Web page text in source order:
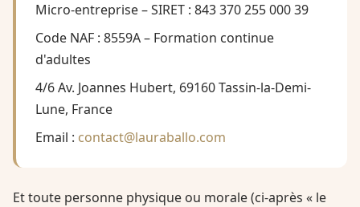
Micro-entreprise – SIRET : 843 370 255 000 39
Code NAF : 8559A – Formation continue
d'adultes
4/6 Av. Joannes Hubert, 69160 Tassin-la-Demi-
Lune, France
Email : contact@lauraballo.com
Et toute personne physique ou morale (ci-après « le